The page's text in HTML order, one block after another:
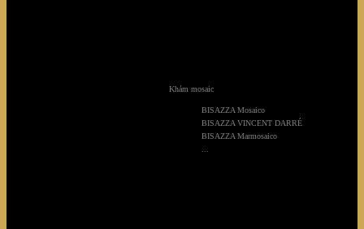
Khảm mosaic
BISAZZA Mosaico
BISAZZA VINCENT DARRÉ
BISAZZA Marmosaico